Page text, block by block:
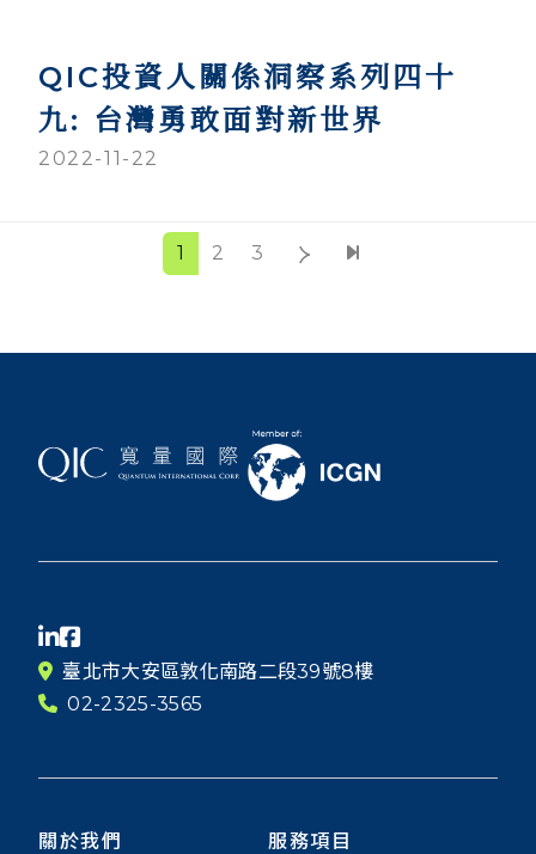
QIC投資人關係洞察系列四十
九: 台灣勇敢面對新世界
2022-11-22
1 2 3
臺北市大安區敦化南路二段39號8樓
02-2325-3565
關於我們 服務項目